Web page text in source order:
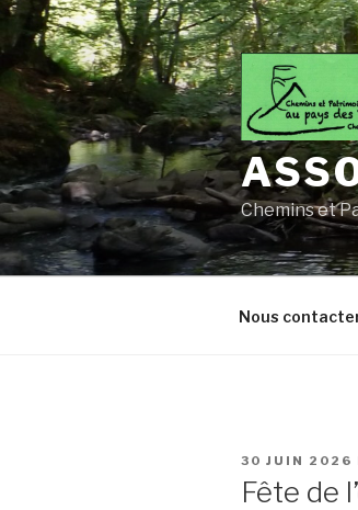
Aller
au
contenu
principal
Chemins et
Nous
PUBLIÉ
30 JUIN 2026
Fête de